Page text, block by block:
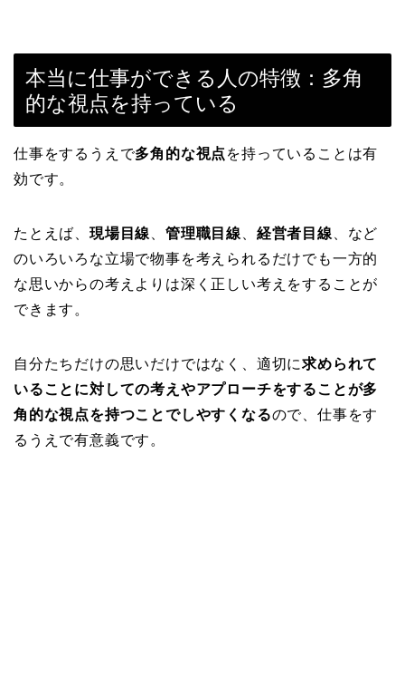
本当に仕事ができる人の特徴：多角
的な視点を持っている
仕事をするうえで多角的な視点 を持っていることは有
効です。
たとえば、 現場目線 、管理職目線 経営者目線 、など
のいろいろな立場で物事を考えられるだけでも一方的
な思いからの考えよりは深く正しい考えをすることが
できます。
自分たちだけの思いだけではなく、適切に求められて
いることに対しての考えやアプローチをすることが多
角的な視点を持つことでしやすくなるので、仕事をす
るうえで有意義です。